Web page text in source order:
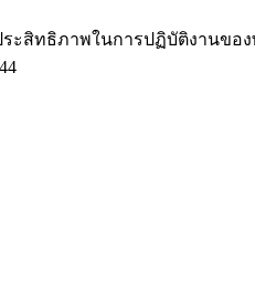
ะสิทธิภาพในการปฏิบัติงานข